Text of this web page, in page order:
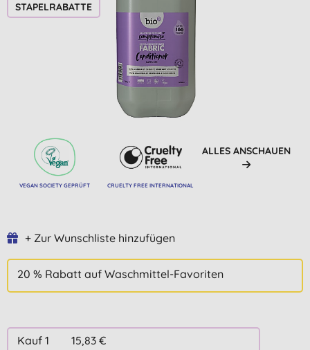
STAPELRABATTE
VEGAN SOCIETY GEPRÜFT CRUELTY FREE INTERNATIONAL
ALLES ANSCHAUEN
+ Zur Wunschliste hinzufügen
20 % Rabatt auf Waschmittel-Favoriten
Kauf 1
15,83 €